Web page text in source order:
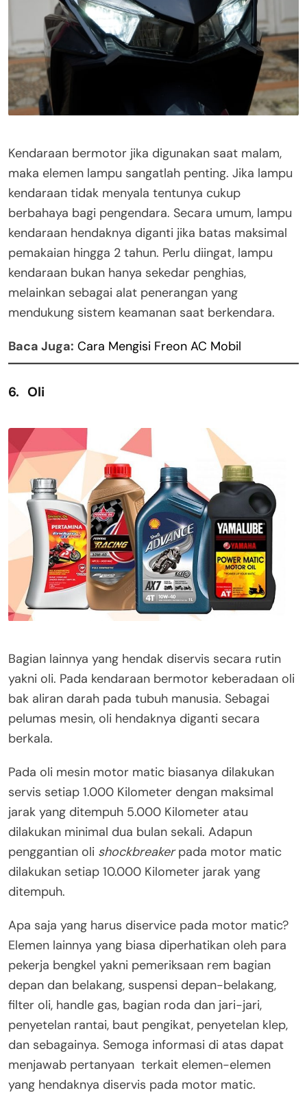
Kendaraan bermotor jika digunakan saat malam,
maka elemen lampu sangatlah penting. Jika lampu
kendaraan tidak menyala tentunya cukup
berbahaya bagi pengendara. Secara umum, lampu
kendaraan hendaknya diganti jika batas maksimal
pemakaian hingga 2 tahun. Perlu diingat, lampu
kendaraan bukan hanya sekedar penghias,
melainkan sebagai alat penerangan yang
mendukung sistem keamanan saat berkendara.
Baca Juga: Cara Mengisi Freon AC Mobil
6. Oli
Bagian lainnya yang hendak diservis secara rutin
yakni oli. Pada kendaraan bermotor keberadaan oli
bak aliran darah pada tubuh manusia. Sebagai
pelumas mesin, oli hendaknya diganti secara
berkala.
Pada oli mesin motor matic biasanya dilakukan
servis setiap 1.000 Kilometer dengan maksimal
jarak yang ditempuh 5.000 Kilometer atau
dilakukan minimal dua bulan sekali. Adapun
penggantian oli shockbreakerpada motor matic
dilakukan setiap 10.000 Kilometer jarak yang
ditempuh.
Apa saja yang harus diservice pada motor matic?
Elemen lainnya yang biasa diperhatikan oleh para
pekerja bengkel yakni pemeriksaan rem bagian
depan dan belakang, suspensi depan-belakang,
filter oli, handle gas, bagian roda dan jari-jari,
penyetelan rantai, baut pengikat, penyetelan klep,
dan sebagainya. Semoga informasi di atas dapat
menjawab pertanyaan terkait elemen-elemen
yang hendaknya diservis pada motor matic.